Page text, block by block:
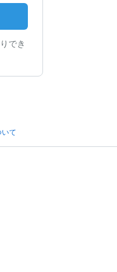
でき
て